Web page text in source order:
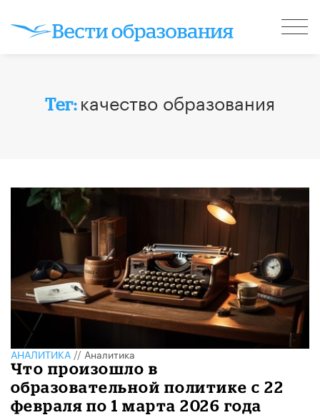
Тег: качество образования
АНАЛИТИКА//Аналитика
Что произошло в
образовательной политике с 22
февраля по 1 марта 2026 года